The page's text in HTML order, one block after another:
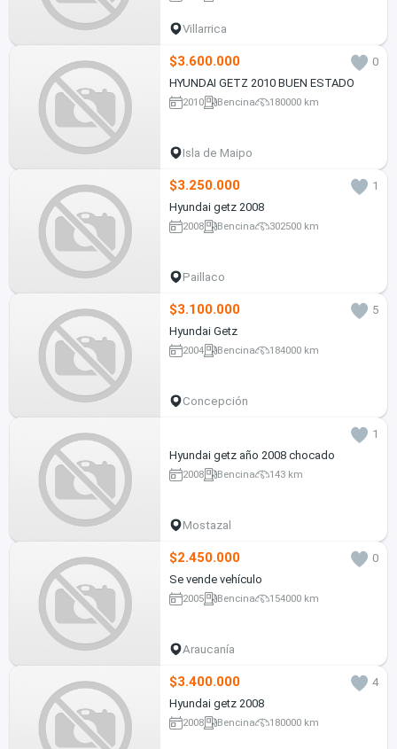
Villarrica
$3.600.000
0
HYUNDAI GETZ 2010 BUEN ESTADO
2010 Bencina 180000 km
Isla de Maipo
$3.250.000
1
Hyundai getz 2008
2008 Bencina 302500 km
Paillaco
$3.100.000
5
Hyundai Getz
2004 Bencina 184000 km
Concepción
1
Hyundai getz año 2008 chocado
2008 Bencina 143 km
Mostazal
$2.450.000
0
Se vende vehículo
2005 Bencina 154000 km
Araucanía
$3.400.000
4
Hyundai getz 2008
2008 Bencina 180000 km